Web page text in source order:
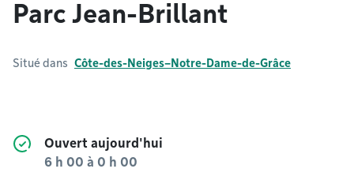
Parc Jean-Brillant
Situé dans Côte-des-Neiges–Notre-Dame-de-Grâce
Ouvert aujourd'hui
6 h 00 à 0 h 00